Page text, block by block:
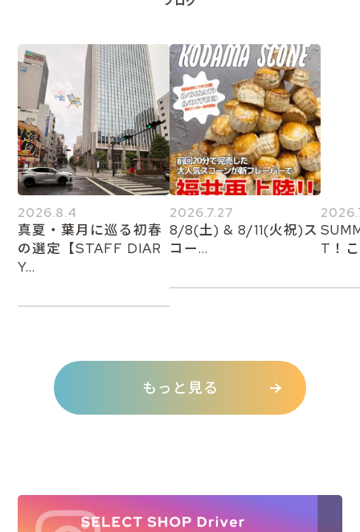
2026.8.4
真夏・葉月に巡る初春
の選定【STAFF DIAR
Y...
2026.7.27
8/8(土) & 8/11(火祝)ス
コー...
T！
もっと見る